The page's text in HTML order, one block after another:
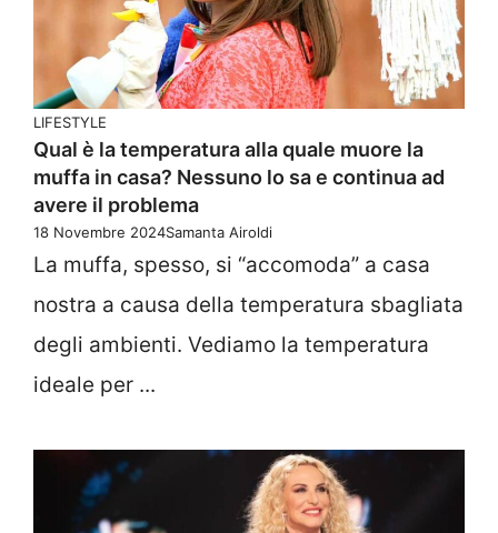
LIFESTYLE
Qual è la temperatura alla quale muore la
muffa in casa? Nessuno lo sa e continua ad
avere il problema
18 Novembre 2024Samanta Airoldi
La muffa, spesso, si “accomoda” a casa
nostra a causa della temperatura sbagliata
degli ambienti. Vediamo la temperatura
ideale per ...